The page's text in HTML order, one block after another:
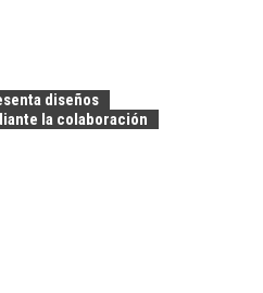
diseños
la colaboración